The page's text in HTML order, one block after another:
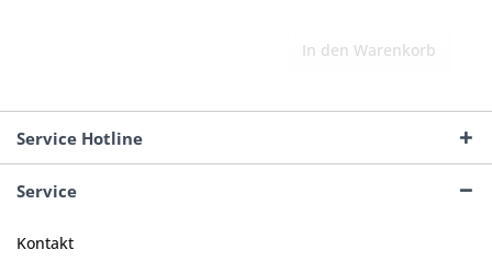
In den Warenkorb
Service Hotline
Service
Kontakt